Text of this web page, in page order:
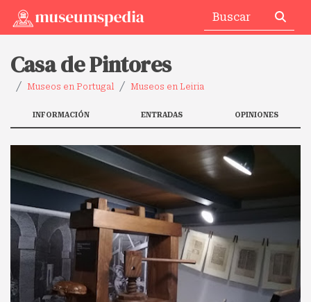
Casa de Pintores
Museos en Portugal Museos en Leiria
INFORMACIÓN ENTRADAS OPINIONES